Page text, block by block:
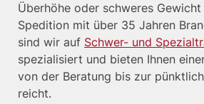
Überhöhe oder schweres
Spedition mit über 35 Jahren
sind wir auf Schwer- und
spezialisiert und bieten Ihnen
von der Beratung bis zur
reicht.